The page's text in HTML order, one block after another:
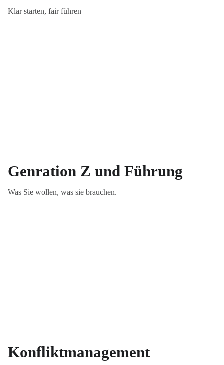
Klar starten, fair führen
Genration Z und Führung
Was Sie wollen, was sie brauchen.
Konfliktmanagement